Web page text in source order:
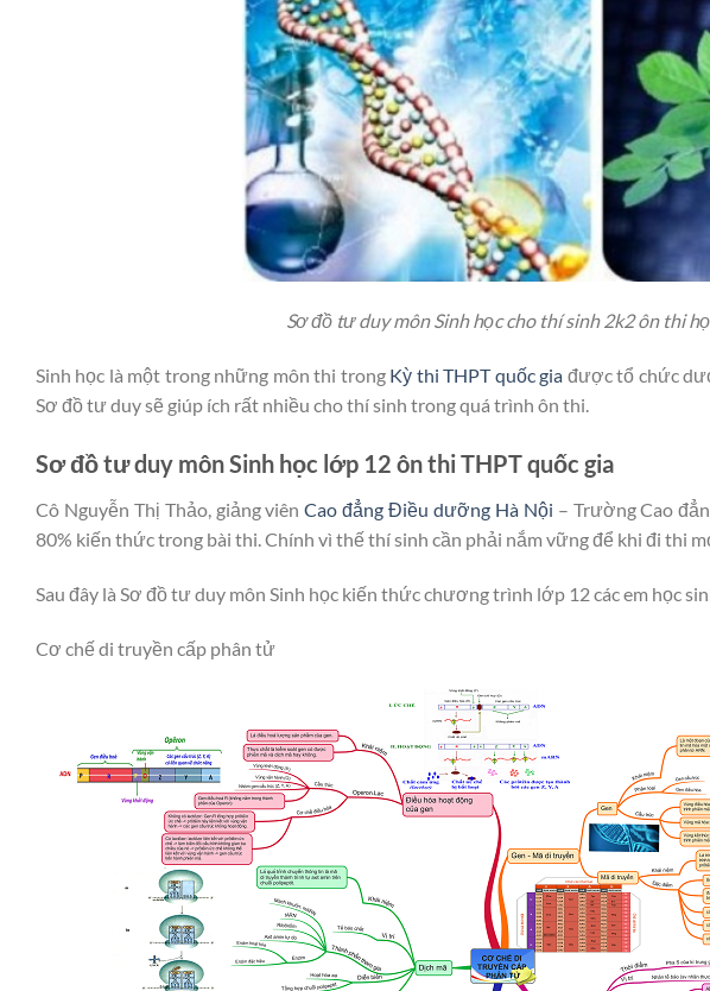
Sơ đồ tư duy môn Sinh học cho thí sinh 2k2 ôn thi
Sinh học là một trong những môn thi trong Kỳ thi THPT quốc gia được tổ chức
Sơ đồ tư duy sẽ giúp ích rất nhiều cho thí sinh trong quá trình ôn thi.
Sơ đồ tư duy môn Sinh học lớp 12 ôn thi THPT quốc gia
Cô Nguyễn Thị Thảo, giảng viênCao đẳng Điều dưỡng Hà Nội – Trường Cao
80% kiến thức trong bài thi. Chính vì thế thí sinh cần phải nắm vững để khi đi thi
Sau đây là Sơ đồ tư duy môn Sinh học kiến thức chương trình lớp 12 các em học
Cơ chế di truyền cấp phân tử